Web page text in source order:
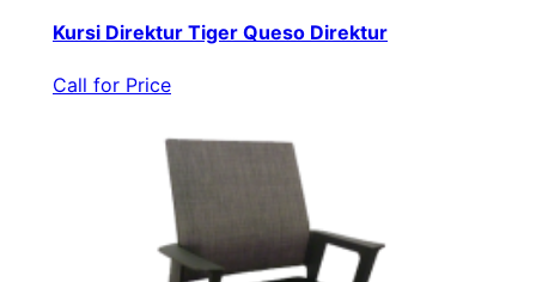
Kursi Direktur Tiger Queso Direktur
Call for Price